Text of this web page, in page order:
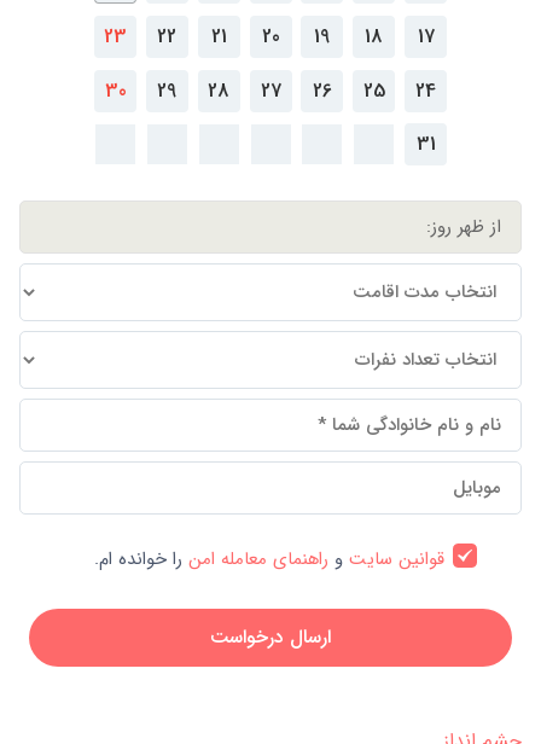
17
18
19
20
21
22
23
24
25
26
27
28
29
30
31
قوانین سایتو راهنمای معامله امنرا خوانده ام.
ارسال درخواست